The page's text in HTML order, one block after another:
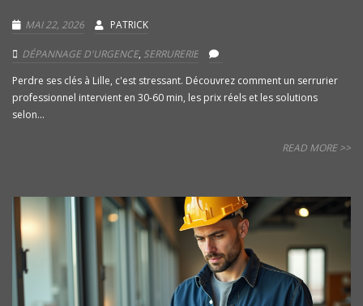
MAI 22, 2026 PATRICK
DÉPANNAGE D'URGENCE, SERRURERIE
Perdre ses clés à Lille, c'est stressant. Découvrez comment un serrurier
professionnel intervient en 30-60 min, les prix réels et les solutions
selon...
READ MORE >>